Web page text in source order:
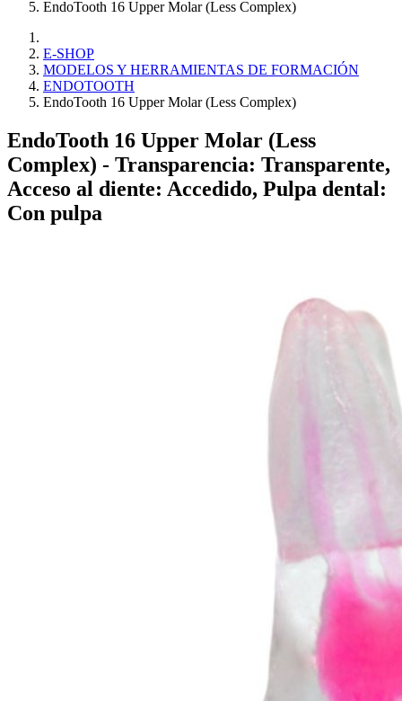
EndoTooth 16 Upper Molar (Less Complex)
E-SHOP
MODELOS Y HERRAMIENTAS DE FORMACIÓN
ENDOTOOTH
EndoTooth 16 Upper Molar (Less Complex)
EndoTooth 16 Upper Molar (Less
Complex) - Transparencia: Transparente,
Acceso al diente: Accedido, Pulpa dental:
Con pulpa